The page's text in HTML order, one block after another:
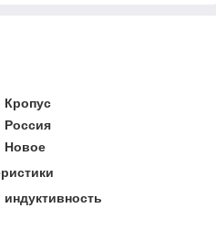
Кропус
Россия
Новое
индуктивность